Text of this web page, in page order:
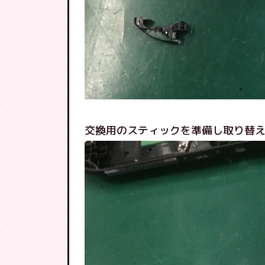
交換用のスティックを準備し取り替